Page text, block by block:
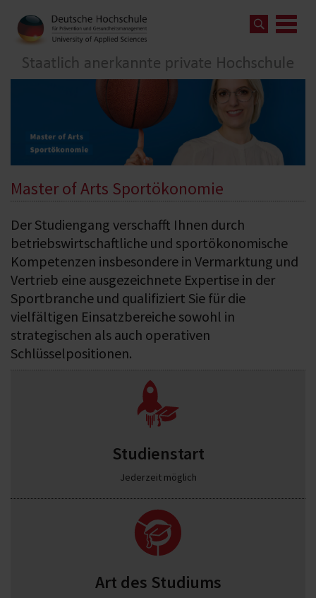
Master of Arts Sportökonomie
Der Studiengang verschafft Ihnen durch
betriebswirtschaftliche und sportökonomische
Kompetenzen insbesondere in Vermarktung und
Vertrieb eine ausgezeichnete Expertise in der
Sportbranche und qualifiziert Sie für die
vielfältigen Einsatzbereiche sowohl in
strategischen als auch operativen
Schlüsselpositionen.
Studienstart
Jederzeit möglich
Art des Studiums